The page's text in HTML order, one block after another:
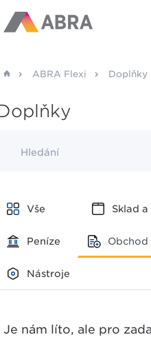
ABRA Flexi Doplňky
Hledání
Vše Sklad
Peníze Obchod
Nástroje
Je nám líto, ale pro